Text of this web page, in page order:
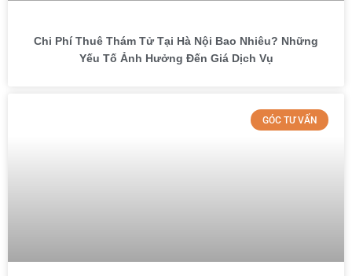
Chi Phí Thuê Thám Tử Tại Hà Nội Bao Nhiêu? Những
Yếu Tố Ảnh Hưởng Đến Giá Dịch Vụ
GÓC TƯ VẤN